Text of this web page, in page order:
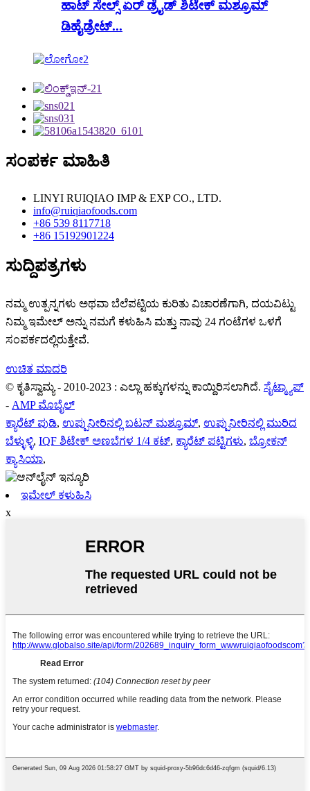
ಹಾಟ್ ಸೇಲ್ಸ್ ಏರ್ ಡ್ರೈಡ್ ಶಿಟೇಕ್ ಮಶ್ರೂಮ್
ಡಿಹೈಡ್ರೇಟ್...
ಸಂಪರ್ಕ ಮಾಹಿತಿ
LINYI RUIQIAO IMP & EXP CO., LTD.
info@ruiqiaofoods.com
+86 539 8117718
+86 15192901224
ಸುದ್ದಿಪತ್ರಗಳು
ನಮ್ಮ ಉತ್ಪನ್ನಗಳು ಅಥವಾ ಬೆಲೆಪಟ್ಟಿಯ ಕುರಿತು ವಿಚಾರಣೆಗಾಗಿ, ದಯವಿಟ್ಟು
ನಿಮ್ಮ ಇಮೇಲ್ ಅನ್ನು ನಮಗೆ ಕಳುಹಿಸಿ ಮತ್ತು ನಾವು 24 ಗಂಟೆಗಳ ಒಳಗೆ
ಸಂಪರ್ಕದಲ್ಲಿರುತ್ತೇವೆ.
ಉಚಿತ ಮಾದರಿ
© ಕೃತಿಸ್ವಾಮ್ಯ - 2010-2023 : ಎಲ್ಲಾ ಹಕ್ಕುಗಳನ್ನು ಕಾಯ್ದಿರಿಸಲಾಗಿದೆ. ಸೈಟ್ಮ್ಯಾಪ್
- AMP ಮೊಬೈಲ್
ಕ್ಯಾರೆಟ್ ಪುಡಿ, ಉಪ್ಪುನೀರಿನಲ್ಲಿ ಬಟನ್ ಮಶ್ರೂಮ್, ಉಪ್ಪುನೀರಿನಲ್ಲಿ ಮುರಿದ
ಬೆಳ್ಳುಳ್ಳಿ, IQF ಶಿಟೇಕ್ ಅಣಬೆಗಳ 1/4 ಕಟ್, ಕ್ಯಾರೆಟ್ ಪಟ್ಟಿಗಳು, ಬ್ರೋಕನ್
ಕ್ಯಾಸಿಯಾ,
ಇಮೇಲ್ ಕಳುಹಿಸಿ
x